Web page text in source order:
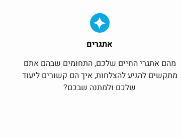
אתגרים
מהם אתגרי החיים שלכם, התחומים שבהם אתם
מתקשים להגיע להצלחות, איך הם קשורים ליעוד
שלכם ולמתנה שבכם?